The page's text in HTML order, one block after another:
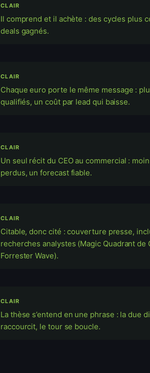
CLAIR
Il comprend et il achète : des cycles plus
deals gagnés.
CLAIR
Chaque euro porte le même message :
qualifiés, un coût par lead qui baisse.
CLAIR
Un seul récit du CEO au commercial :
perdus, un forecast fiable.
CLAIR
Citable, donc cité : couverture presse,
recherches analystes (Magic Quadrant de
Forrester Wave).
CLAIR
La thèse s’entend en une phrase : la due
raccourcit, le tour se boucle.